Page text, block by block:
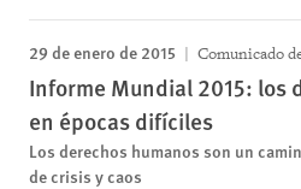
29 de enero de 2015 Comunicado
Informe Mundial 2015: los
en épocas difíciles
Los derechos humanos son un
de crisis y caos